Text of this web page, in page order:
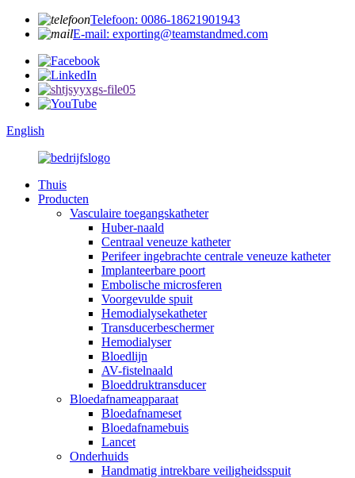
Telefoon: 0086-18621901943
E-mail: exporting@teamstandmed.com
English
Thuis
Producten
Vasculaire toegangskatheter
Huber-naald
Centraal veneuze katheter
Perifeer ingebrachte centrale veneuze katheter
Implanteerbare poort
Embolische microsferen
Voorgevulde spuit
Hemodialysekatheter
Transducerbeschermer
Hemodialyser
Bloedlijn
AV-fistelnaald
Bloeddruktransducer
Bloedafnameapparaat
Bloedafnameset
Bloedafnamebuis
Lancet
Onderhuids
Handmatig intrekbare veiligheidsspuit